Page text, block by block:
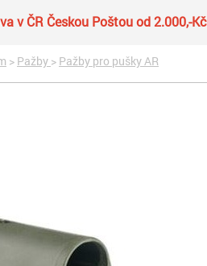
v ČR Českou Poštou od 2.000,-
> Pažby > Pažby pro pušky AR